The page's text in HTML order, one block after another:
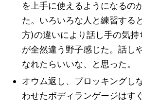
を上手に使えるようになるの
た。いろいろな人と練習する
方)の違いにより話し手の気持
が全然違う野子感じた。話し
なれたらいいな、と思った。
オウム返し、ブロッキングし
わせたボディランゲージはす